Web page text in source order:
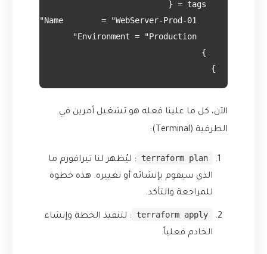
}
الآن، كل ما علينا فعله هو تشغيل أمرين في
الطرفية (Terminal):
terraform plan
: ليُظهر لنا تيرافورم ما
الذي سيقوم بإنشائه أو تغييره. هذه خطوة
للمراجعة والتأكد.
terraform apply
: لتنفيذ الخطة وإنشاء
الخادم فعلياً.